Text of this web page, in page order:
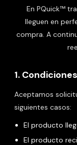
En PQuick™
lleguen en
compra. A
1.
Aceptamos
siguientes casos:
El producto
El producto